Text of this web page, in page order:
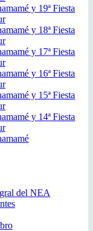
y 19ª Fiesta
y 18ª Fiesta
y 17ª Fiesta
y 16ª Fiesta
y 15ª Fiesta
y 14ª Fiesta
del NEA